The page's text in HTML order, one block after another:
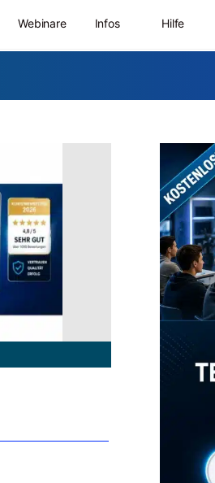
Webinare Infos Hilfe